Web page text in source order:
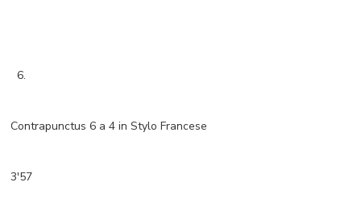
6.
Contrapunctus 6 a 4 in Stylo Francese
3'57